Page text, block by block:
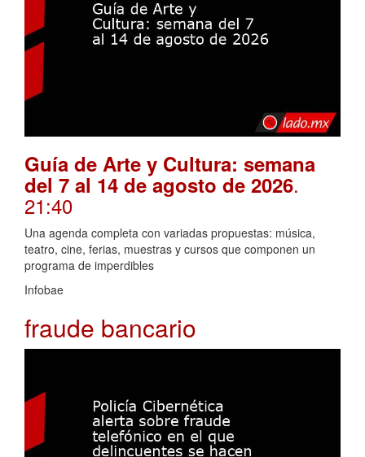
Guía de Arte y Cultura: semana
del 7 al 14 de agosto de 2026.
21:40
Una agenda completa con variadas propuestas: música,
teatro, cine, ferias, muestras y cursos que componen un
programa de imperdibles
Infobae
fraude bancario